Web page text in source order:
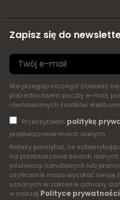
Zapisz się do
Nie przegap niczego! Dowiedz
pośrednictwem poczty e-mail,
równoważnych środków
Przeczytałem politykę
przetwarzanie moich danych
Należy pamiętać, że
na przetwarzanie swoich danych
informacji handlowych lub
użytkownik może wycofać swoją
uznanych w zakresie ochrony
w naszej Polityce prywatności